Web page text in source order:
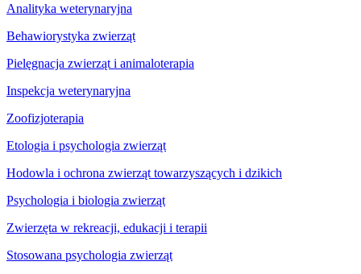
Analityka weterynaryjna
Behawiorystyka zwierząt
Pielęgnacja zwierząt i animaloterapia
Inspekcja weterynaryjna
Zoofizjoterapia
Etologia i psychologia zwierząt
Hodowla i ochrona zwierząt towarzyszących i dzikich
Psychologia i biologia zwierząt
Zwierzęta w rekreacji, edukacji i terapii
Stosowana psychologia zwierząt